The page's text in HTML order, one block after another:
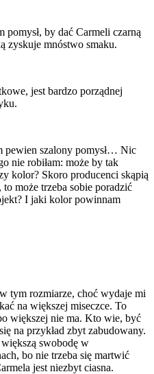
pomysł, by dać Carmeli czarną
zyskuje mnóstwo smaku.
jest bardzo porządnej
pewien szalony pomysł… Nic
nie robiłam: może by tak
kolor? Skoro producenci skąpią
może trzeba sobie poradzić
I jaki kolor powinnam
tym rozmiarze, choć wydaje mi
na większej miseczce. To
większej nie ma. Kto wie, być
na przykład zbyt zabudowany.
swobodę w
bo nie trzeba się martwić
jest niezbyt ciasna.